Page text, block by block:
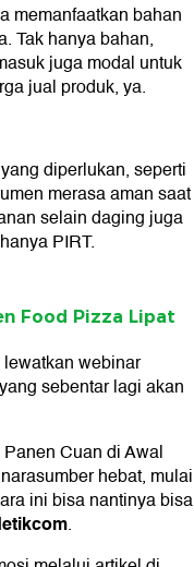
memanfaatkan bahan
Tak hanya bahan,
juga modal untuk
jual produk, ya.
diperlukan, seperti
merasa aman saat
selain daging juga
PIRT.
Food Pizza Lipat
webinar
yang sebentar lagi akan
Cuan di Awal
hebat, mulai
ini bisa nantinya bisa
.